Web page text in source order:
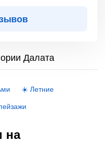
Далата
☀️ Летние
на